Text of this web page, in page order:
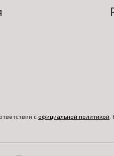
с официальной политикой